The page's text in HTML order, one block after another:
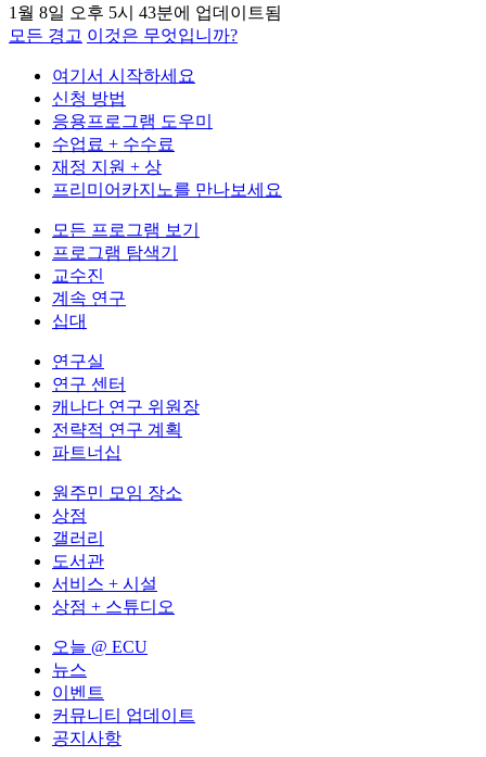
1월 8일 오후 5시 43분에 업데이트됨
모든 경고 이것은 무엇입니까?
여기서 시작하세요
신청 방법
응용프로그램 도우미
수업료 + 수수료
재정 지원 + 상
프리미어카지노를 만나보세요
모든 프로그램 보기
프로그램 탐색기
교수진
계속 연구
십대
연구실
연구 센터
캐나다 연구 위원장
전략적 연구 계획
파트너십
원주민 모임 장소
상점
갤러리
도서관
서비스 + 시설
상점 + 스튜디오
오늘 @ ECU
뉴스
이벤트
커뮤니티 업데이트
공지사항